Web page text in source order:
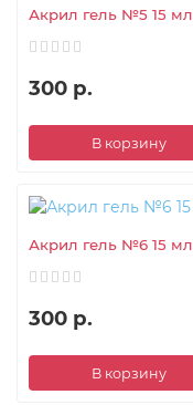
Акрил гель №5 15 мл
300 р.
В корзину
Акрил гель №6 15 мл
300 р.
В корзину